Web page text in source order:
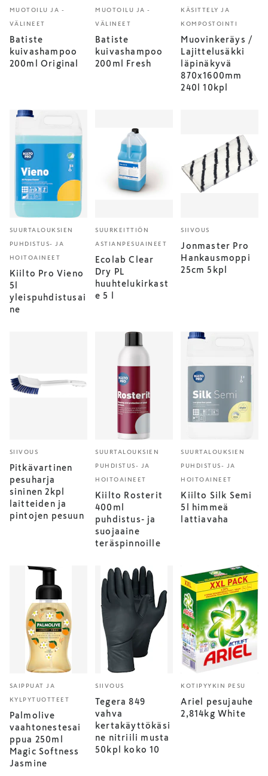
MUOTOILU JA -
VÄLINEET
Batiste
kuivashampoo
200ml Original
MUOTOILU JA -
VÄLINEET
Batiste
kuivashampoo
200ml Fresh
KÄSITTELY JA
KOMPOSTOINTI
Muovinkeräys /
Lajittelusäkki
läpinäkyvä
870x1600mm
240l 10kpl
SUURTALOUKSIEN
PUHDISTUS- JA
HOITOAINEET
Kiilto Pro Vieno
5l
yleispuhdistusai
ne
SUURKEITTIÖN
ASTIANPESUAINEET
Ecolab Clear
Dry PL
huuhtelukirkast
e 5 l
SIIVOUS
Jonmaster Pro
Hankausmoppi
25cm 5kpl
SIIVOUS
Pitkävartinen
pesuharja
sininen 2kpl
laitteiden ja
pintojen pesuun
SUURTALOUKSIEN
PUHDISTUS- JA
HOITOAINEET
Kiilto Rosterit
400ml
puhdistus- ja
suojaaine
teräspinnoille
SUURTALOUKSIEN
PUHDISTUS- JA
HOITOAINEET
Kiilto Silk Semi
5l himmeä
lattiavaha
SAIPPUAT JA
KYLPYTUOTTEET
Palmolive
vaahtonestesai
ppua 250ml
Magic Softness
Jasmine
SIIVOUS
Tegera 849
vahva
kertakäyttökäsi
ne nitriili musta
50kpl koko 10
KOTIPYYKIN PESU
Ariel pesujauhe
2,814kg White